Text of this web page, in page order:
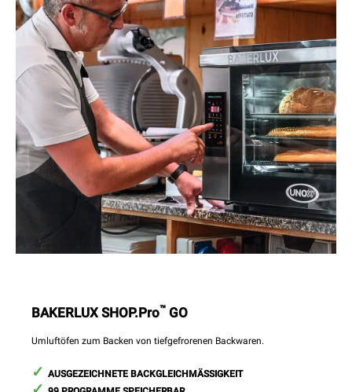
BAKERLUX SHOP.Pro™ GO
Umluftöfen zum Backen von tiefgefrorenen Backwaren.
AUSGEZEICHNETE BACKGLEICHMÄSSIGKEIT